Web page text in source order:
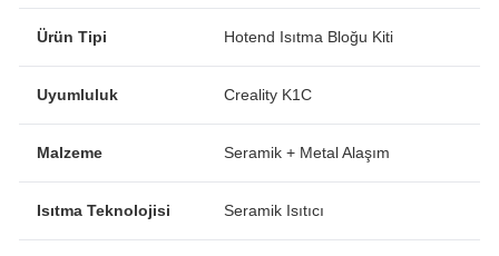
Ürün Tipi Hotend Isıtma Bloğu Kiti
Uyumluluk Creality K1C
Malzeme Seramik + Metal Alaşım
Isıtma Teknolojisi Seramik Isıtıcı